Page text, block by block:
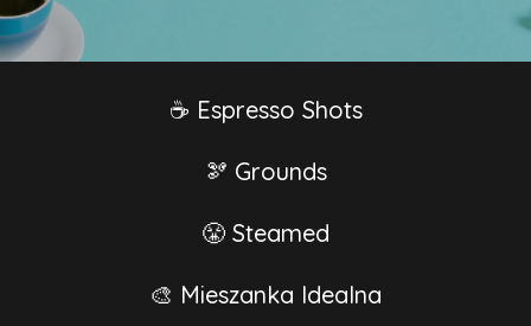
☕ Espresso Shots
🫘 Grounds
😤 Steamed
🎨 Mieszanka Idealna